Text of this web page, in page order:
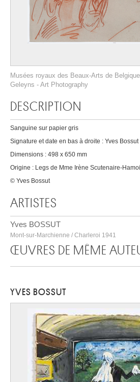
Musées royaux des Beaux-Arts de
Geleyns - Art Photography
DESCRIPTION
Sanguine sur papier gris
Signature et date en bas à droite : Yves Bossut
Dimensions : 498 x 650 mm
Origine : Legs de Mme Irène Scutenaire-
© Yves Bossut
ARTISTES
Yves BOSSUT
Mont-sur-Marchienne / Charleroi 1941
ŒUVRES DE MÊME
YVES BOSSUT